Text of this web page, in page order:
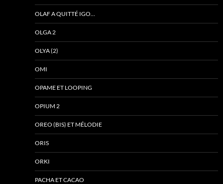
OLAF A QUITTÉ IGO…
OLGA 2
OLYA (2)
OMI
OPAME ET LOOPING
OPIUM 2
OREO (BIS) ET MÉLODIE
ORIS
ORKI
PACHA ET CACAO